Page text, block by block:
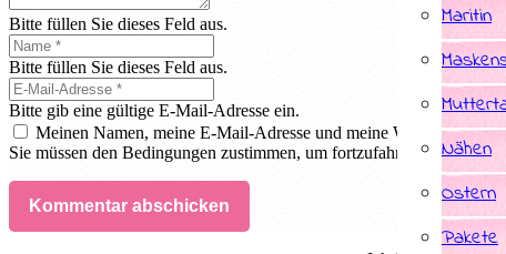
Maritin
Nähen
Ostern
Pakete
Bitte füllen Sie dieses Feld aus.
Bitte füllen Sie dieses Feld aus.
Bitte gib eine gültige E-Mail-Adresse ein.
Meinen Namen, meine E-Mail-Adresse und meine Website in
Sie müssen den Bedingungen zustimmen, um fortzufahren.
Kommentar abschicken